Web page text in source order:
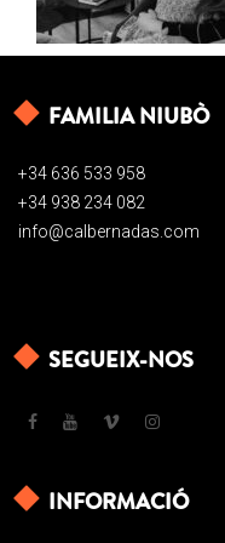
FAMILIA NIUBÒ
+34 636 533 958
+34 938 234 082
info@calbernadas.com
SEGUEIX-NOS
INFORMACIÓ